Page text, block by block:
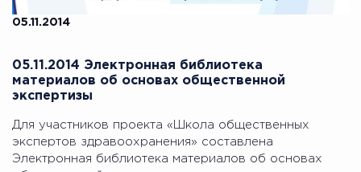
05.11.2014
05.11.2014 Электронная библиотека
материалов об основах общественной
экспертизы
Для участников проекта «Школа общественных
экспертов здравоохранения» составлена
Электронная библиотека материалов об основах